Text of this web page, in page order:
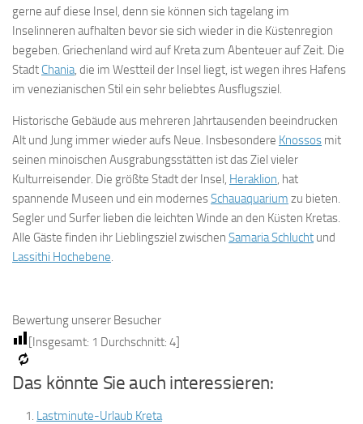
gerne auf diese Insel, denn sie können sich tagelang im
Inselinneren aufhalten bevor sie sich wieder in die Küstenregion
begeben. Griechenland wird auf Kreta zum Abenteuer auf Zeit. Die
Stadt Chania, die im Westteil der Insel liegt, ist wegen ihres Hafens
im venezianischen Stil ein sehr beliebtes Ausflugsziel.
Historische Gebäude aus mehreren Jahrtausenden beeindrucken
Alt und Jung immer wieder aufs Neue. Insbesondere Knossos mit
seinen minoischen Ausgrabungsstätten ist das Ziel vieler
Kulturreisender. Die größte Stadt der Insel, Heraklion, hat
spannende Museen und ein modernesSchauaquarium zu bieten.
Segler und Surfer lieben die leichten Winde an den Küsten Kretas.
Alle Gäste finden ihr Lieblingsziel zwischen Samaria Schlucht und
Lassithi Hochebene.
Bewertung unserer Besucher
[Insgesamt: 1 Durchschnitt: 4]
Das könnte Sie auch interessieren:
Lastminute-Urlaub Kreta